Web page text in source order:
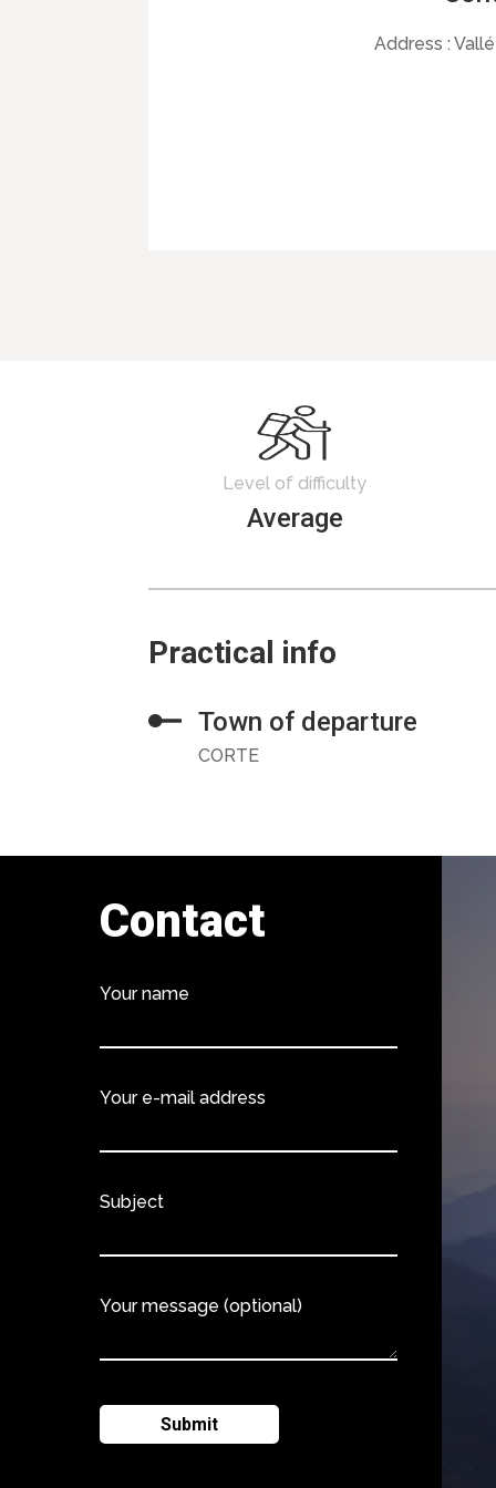
Address :
Level of difficulty
Average
Practical info
Town of departure
CORTE
Contact
Your name
Your e-mail address
Subject
Your message (optional)